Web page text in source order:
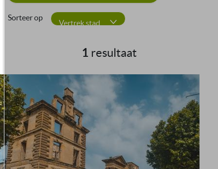
Sorteer op
Vertrek stad
1 resultaat